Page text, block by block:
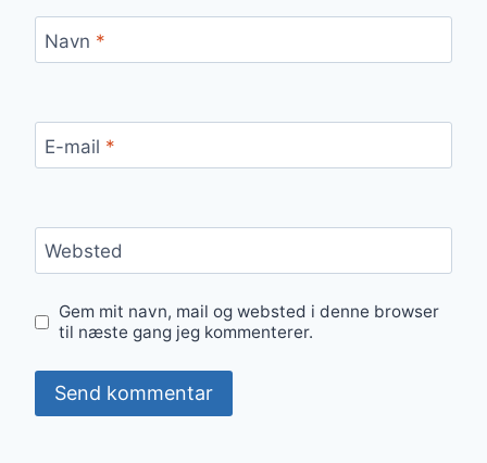
Navn *
E-mail *
Websted
Gem mit navn, mail og websted i denne browser
til næste gang jeg kommenterer.